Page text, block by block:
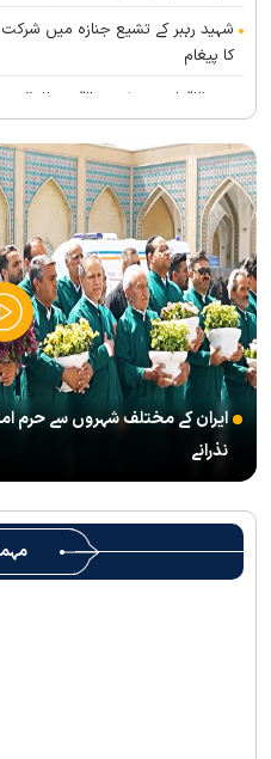
شہید رہبر کے تشیع جنازہ میں
کا پیغام
بین الاقوامی سطح پر ’’قومو
انعقاد
’’قائد الامۃ‘‘ کے عنوان سے لائیو ٹی
رہبرشہید کے سوگواروں کے لئے
پذیرائي کا وسیع انتظام
(( آقای شہید ایران )) نامی چار
آگئی
شہید رہبر(رح) ایک قرآنی نابغہ اور
شخصیت تھے؛ استاد پناہی
رہبرشہید کے وداع کے ا یام میں
رہبرشہید ( رحمت اللہ علیہ ) کی یاد
میں تعزیتی جلسوں اور خصوصی
روضہ منورہ امام رضا(ع) کے خدام ،
کی خدمات فراہم کرنے کے لئے تیار ہیں
ایران کے مختلف شہروں سے حرم
نذرانے